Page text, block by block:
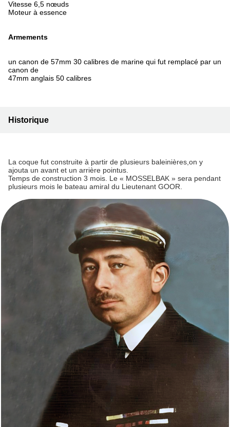
Vitesse 6,5 nœuds
Moteur à essence
Armements
un canon de 57mm 30 calibres de marine qui fut remplacé par un
canon de
47mm anglais 50 calibres
Historique
La coque fut construite à partir de plusieurs baleinières,on y
ajouta un avant et un arrière pointus.
Temps de construction 3 mois. Le « MOSSELBAK » sera pendant
plusieurs mois le bateau amiral du Lieutenant GOOR.